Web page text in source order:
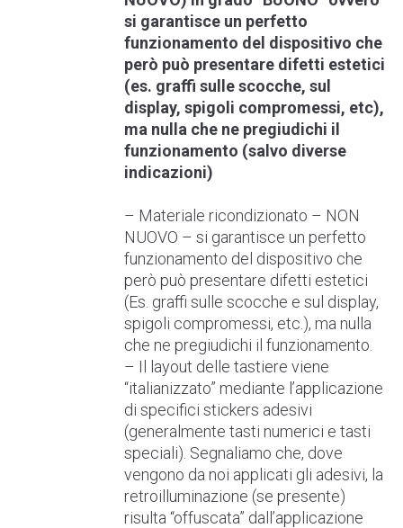
si garantisce un perfetto
funzionamento del dispositivo che
però può presentare difetti estetici
(es. graffi sulle scocche, sul
display, spigoli compromessi, etc),
ma nulla che ne pregiudichi il
funzionamento (salvo diverse
indicazioni)
– Materiale ricondizionato – NON
NUOVO – si garantisce un perfetto
funzionamento del dispositivo che
però può presentare difetti estetici
(Es. graffi sulle scocche e sul display,
spigoli compromessi, etc.), ma nulla
che ne pregiudichi il funzionamento.
– Il layout delle tastiere viene
“italianizzato” mediante l’applicazione
di specifici stickers adesivi
(generalmente tasti numerici e tasti
speciali). Segnaliamo che, dove
vengono da noi applicati gli adesivi, la
retroilluminazione (se presente)
risulta “offuscata” dall’applicazione